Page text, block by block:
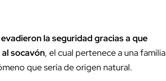
la seguridad gracias a que
socavón, el cual pertenece a una familia
que sería de origen natural.